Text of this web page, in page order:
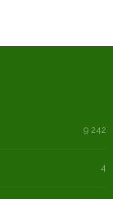
9 242
4